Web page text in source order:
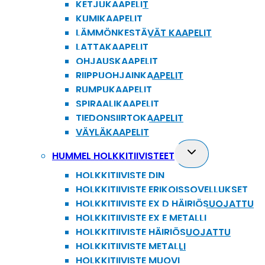
KETJUKAAPELIT
KUMIKAAPELIT
LÄMMÖNKESTÄVÄT KAAPELIT
LATTAKAAPELIT
OHJAUSKAAPELIT
RIIPPUOHJAINKAAPELIT
RUMPUKAAPELIT
SPIRAALIKAAPELIT
TIEDONSIIRTOKAAPELIT
VÄYLÄKAAPELIT
HUMMEL HOLKKITIIVISTEET
Toggle
child
HOLKKITIIVISTE DIN
HOLKKITIIVISTE ERIKOISSOVELLUKSET
HOLKKITIIVISTE EX D HÄIRIÖSUOJATTU
HOLKKITIIVISTE EX E METALLI
HOLKKITIIVISTE HÄIRIÖSUOJATTU
HOLKKITIIVISTE METALLI
HOLKKITIIVISTE MUOVI